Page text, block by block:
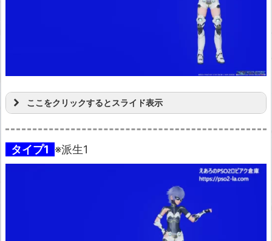
ここをクリックするとスライド表示
タイプ1 ※派生1